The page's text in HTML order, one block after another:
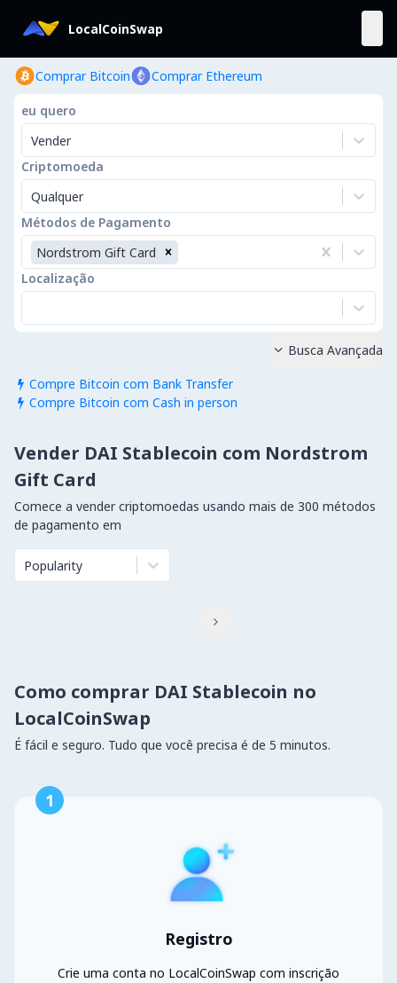
LocalCoinSwap
Comprar Bitcoin Comprar Ethereum
eu quero
Vender
Criptomoeda
Qualquer
Métodos de Pagamento
Nordstrom Gift Card
Localização
 Compre Bitcoin com Bank Transfer
 Compre Bitcoin com Cash in person
 Busca Avançada
Vender DAI Stablecoin com Nordstrom
Gift Card
Comece a vender criptomoedas usando mais de 300 métodos
de pagamento em
Popularity

Como comprar DAI Stablecoin no
LocalCoinSwap
É fácil e seguro. Tudo que você precisa é de 5 minutos.
1
Registro
Crie uma conta no LocalCoinSwap com inscrição